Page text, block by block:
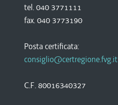
tel. 040 3771111
fax. 040 3773190
Posta certificata:
consiglio@certregione.fvg.it
C.F. 80016340327